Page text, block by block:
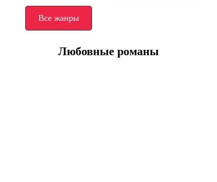
Все жанры
Любовные романы